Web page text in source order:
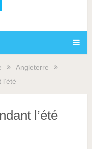
Angleterre
l’été